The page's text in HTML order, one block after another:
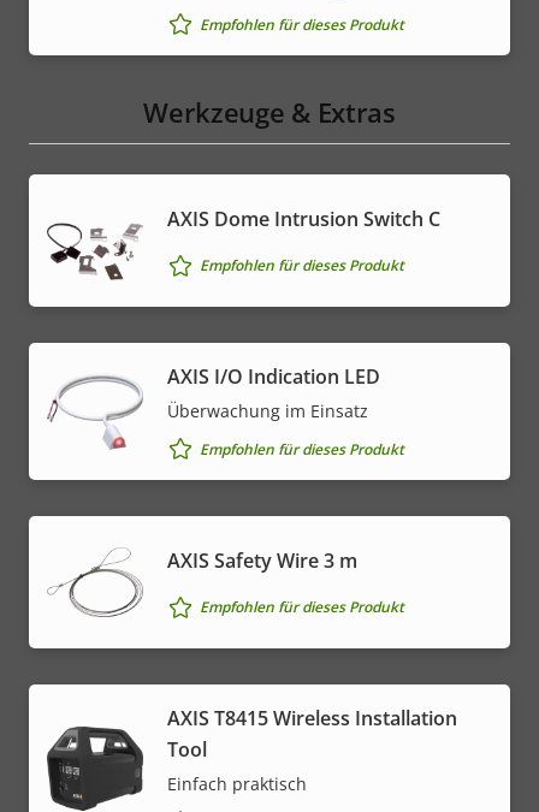
Empfohlen für dieses Produkt
Werkzeuge & Extras
AXIS Dome Intrusion Switch C
Empfohlen für dieses Produkt
AXIS I/O Indication LED
Überwachung im Einsatz
Empfohlen für dieses Produkt
AXIS Safety Wire 3 m
Empfohlen für dieses Produkt
AXIS T8415 Wireless Installation
Tool
Einfach praktisch